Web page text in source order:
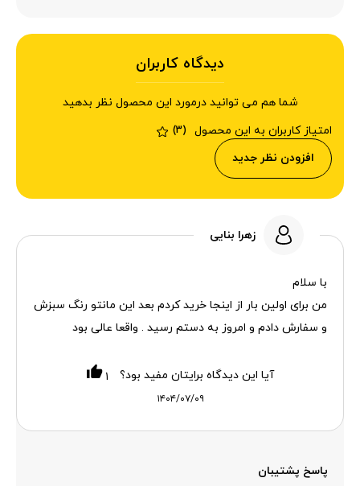
دیدگاه کاربران
شما هم می توانید درمورد این محصول نظر بدهید
امتیاز کاربران به این محصول
(3)
افزودن نظر جدید
زهرا بنایی
با سلام
من برای اولین بار از اینجا خرید کردم بعد این مانتو رنگ سبزش
و سفارش دادم و امروز به دستم رسید . واقعا عالی بود
۱۴۰۴/۰۷/۰۹
آیا این دیدگاه برایتان مفید بود؟ ۱
پاسخ پشتیبان